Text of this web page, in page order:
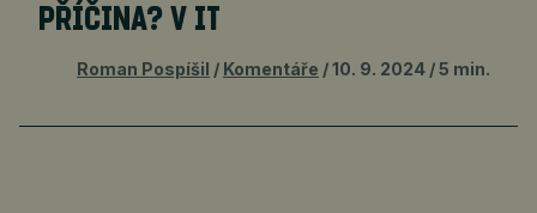
PŘÍČINA? V IT
Roman Pospíšil Komentáře 10. 9. 2024 5 min.